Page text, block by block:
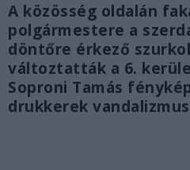
A közösség oldalán
polgármestere a
döntőre érkező
változtatták a 6.
Soproni Tamás
drukkerek